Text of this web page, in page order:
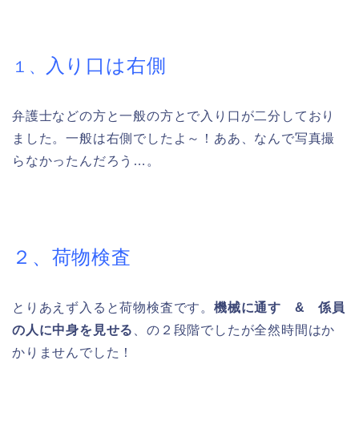
１、 入り口は右側
弁護士などの方と一般の方とで入り口が二分しており
ました。一般は右側でしたよ～！ああ、なんで写真撮
らなかったんだろう…。
２、荷物検査
とりあえず入ると荷物検査です。 機械に通す & 係員
の人に中身を見せる
、の２段階でしたが全然時間はか
かりませんでした！